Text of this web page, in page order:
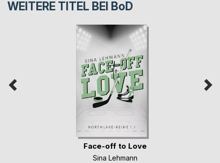
WEITERE TITEL BEI BoD
Face-off to Love
Sina Lehmann